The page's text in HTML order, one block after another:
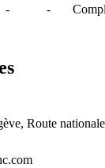
- -
Route